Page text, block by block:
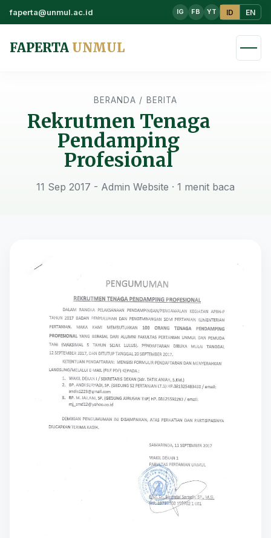
faperta@unmul.ac.id IG FB YT ID EN
FAPERTA UNMUL
BERANDA / BERITA
Rekrutmen Tenaga
Pendamping
Profesional
11 Sep 2017 - Admin Website · 1 menit baca